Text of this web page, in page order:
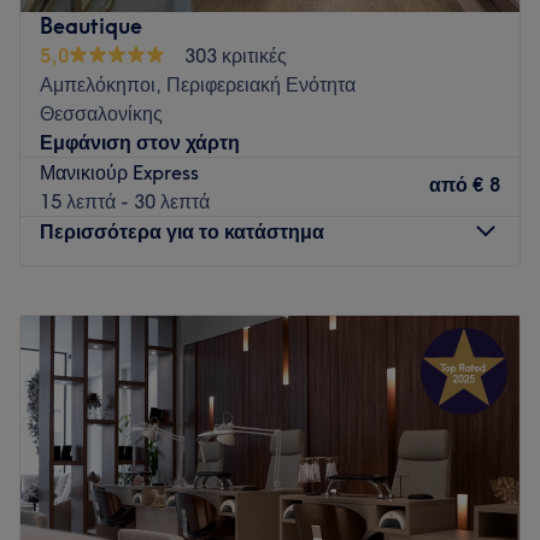
προτεραιότητα.
Go to venue
Beautique
5,0
303 κριτικές
Αμπελόκηποι, Περιφερειακή Ενότητα
Θεσσαλονίκης
Εμφάνιση στον χάρτη
Μανικιούρ Express
15 λεπτά - 30 λεπτά
από € 8
Περισσότερα για το κατάστημα
Τρίτη
20:00
Τετάρτη
20:00
Πέμπτη
10:00
20:00
Παρασκευή
10:00
20:00
Σάββατο
10:00
Κυριακή
Το Beautique βρίσκεται στη δυτική Θεσσαλονίκη και